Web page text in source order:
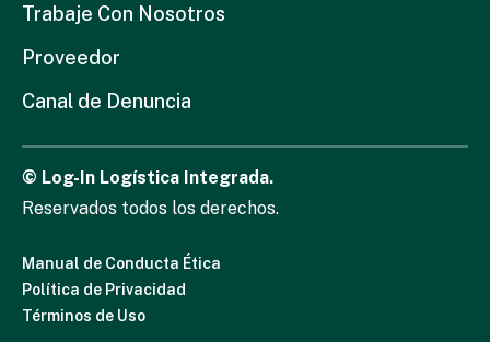
Trabaje Con Nosotros
Proveedor
Canal de Denuncia
© Log-In Logística Integrada.
Reservados todos los derechos.
Manual de Conducta Ética
Política de Privacidad
Términos de Uso